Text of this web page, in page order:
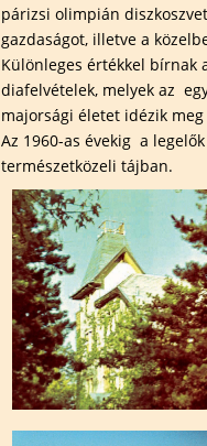
párizsi olimpián
gazdaságot, illetve a
Különleges értékkel bírnak
diafelvételek, melyek az
majorsági életet idézik
Az 1960-as évekig a
természetközeli tájban.